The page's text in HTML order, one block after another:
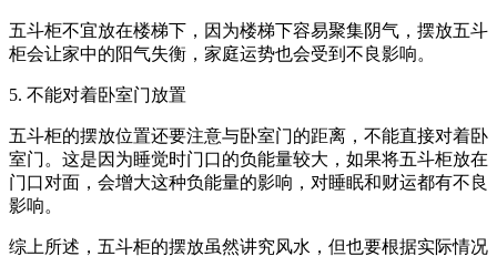
五斗柜不宜放在楼梯下，因为楼梯下容易聚集阴气，摆放五斗
柜会让家中的阳气失衡，家庭运势也会受到不良影响。
5. 不能对着卧室门放置
五斗柜的摆放位置还要注意与卧室门的距离，不能直接对着卧
室门。这是因为睡觉时门口的负能量较大，如果将五斗柜放在
门口对面，会增大这种负能量的影响，对睡眠和财运都有不良
影响。
综上所述，五斗柜的摆放虽然讲究风水，但也要根据实际情况